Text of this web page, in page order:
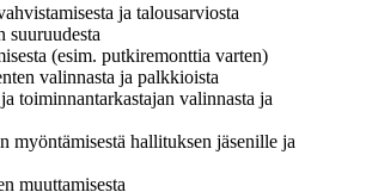
ja talousarviosta
suuruudesta
(esim. putkiremonttia varten)
valinnasta ja palkkioista
toiminnantarkastajan valinnasta ja
myöntämisestä hallituksen jäsenille ja
muuttamisesta